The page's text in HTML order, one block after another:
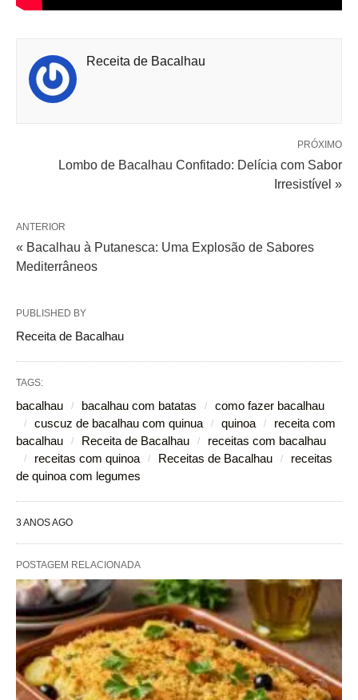
Receita de Bacalhau
PRÓXIMO
Lombo de Bacalhau Confitado: Delícia com Sabor
Irresistível »
ANTERIOR
« Bacalhau à Putanesca: Uma Explosão de Sabores
Mediterrâneos
PUBLISHED BY
Receita de Bacalhau
TAGS:
bacalhau bacalhau com batatas
como fazer bacalhau
cuscuz de bacalhau com quinua
quinoa
receita com
bacalhau
Receita de Bacalhau
receitas com bacalhau
receitas com quinoa
Receitas de Bacalhau
receitas
de quinoa com legumes
3 ANOS AGO
POSTAGEM RELACIONADA